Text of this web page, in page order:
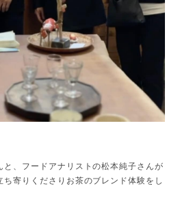
、フードアナリストの松本純子さんが
寄りくださりお茶のブレンド体験をし